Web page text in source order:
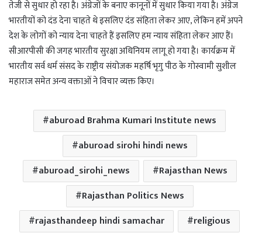
तेजी से सुधार हो रहा है। अंग्रेजों के बनाए कानूनों में सुधार किया गया है। अंग्रेज
भारतीयों को दंड देना चाहते थे इसलिए दंड संहिता लेकर आए, लेकिन हमें अपने
देश के लोगों को न्याय देना चाहते हैं इसलिए हम न्याय संहिता लेकर आए हैं।
सीआरपीसी की जगह भारतीय सुरक्षा अधिनियम लागू हो गया है। कार्यक्रम में
भारतीय सर्व धर्म संसद के राष्ट्रीय संयोजक महर्षि भृगु पीठ के गोस्वामी सुशील
महाराज समेत अन्य वक्ताओं ने विचार व्यक्त किए।
aburoad Brahma Kumari Institute news
aburoad sirohi hindi news
aburoad_sirohi_news
Rajasthan News
Rajasthan Politics News
rajasthandeep hindi samachar
religious